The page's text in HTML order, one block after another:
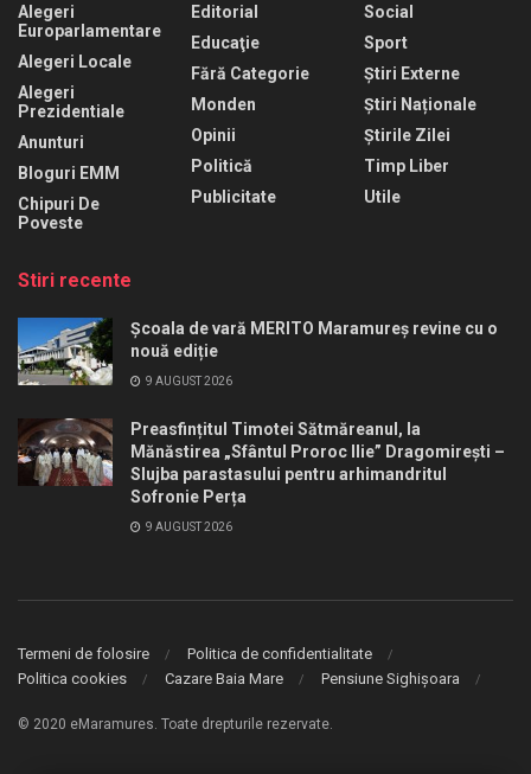
Alegeri
Europarlamentare
Alegeri Locale
Alegeri
Prezidentiale
Anunturi
Bloguri EMM
Chipuri De
Poveste
Editorial
Educaţie
Fără Categorie
Monden
Opinii
Politică
Publicitate
Social
Sport
Știri Externe
Știri Naționale
Știrile Zilei
Timp Liber
Utile
Stiri recente
Școala de vară MERITO Maramureș revine cu o
nouă ediție
9 AUGUST 2026
Preasfințitul Timotei Sătmăreanul, la
Mănăstirea „Sfântul Proroc Ilie” Dragomirești –
Slujba parastasului pentru arhimandritul
Sofronie Perța
9 AUGUST 2026
Termeni de folosire
Politica de confidentialitate
Politica cookies
Cazare Baia Mare Pensiune Sighișoara
© 2020 eMaramures. Toate drepturile rezervate.